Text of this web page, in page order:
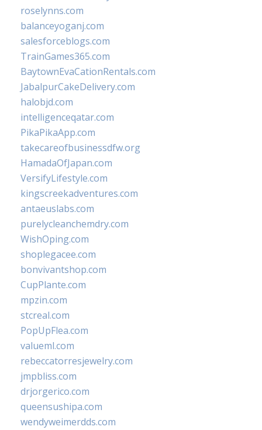
roselynns.com
balanceyoganj.com
salesforceblogs.com
TrainGames365.com
BaytownEvaCationRentals.com
JabalpurCakeDelivery.com
halobjd.com
intelligenceqatar.com
PikaPikaApp.com
takecareofbusinessdfw.org
HamadaOfJapan.com
VersifyLifestyle.com
kingscreekadventures.com
antaeuslabs.com
purelycleanchemdry.com
WishOping.com
shoplegacee.com
bonvivantshop.com
CupPlante.com
mpzin.com
stcreal.com
PopUpFlea.com
valueml.com
rebeccatorresjewelry.com
jmpbliss.com
drjorgerico.com
queensushipa.com
wendyweimerdds.com